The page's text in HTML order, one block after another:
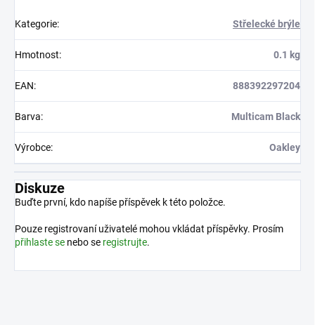
Kategorie: Střelecké brýle
Hmotnost: 0.1 kg
EAN: 888392297204
Barva: Multicam Black
Výrobce: Oakley
Diskuze
Buďte první, kdo napíše příspěvek k této položce.
Pouze registrovaní uživatelé mohou vkládat příspěvky. Prosím
přihlaste se nebo se registrujte.